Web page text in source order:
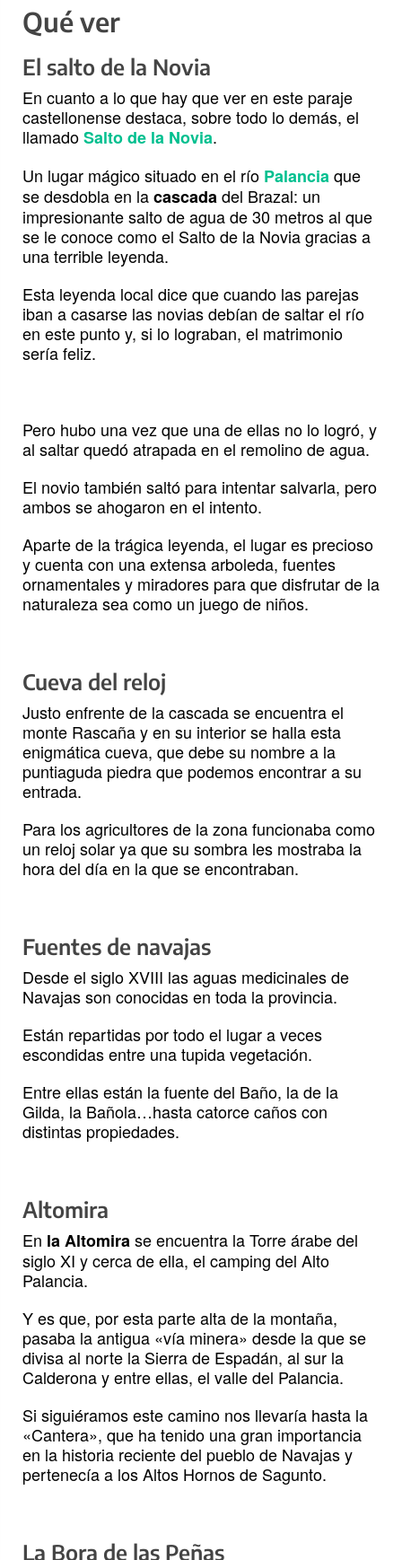
Qué ver
El salto de la Novia
En cuanto a lo que hay que ver en este paraje
castellonense destaca, sobre todo lo demás, el
llamadoSalto de la Novia.
Un lugar mágico situado en el río Palanciaque
se desdobla en lacascadadel Brazal: un
impresionante salto de agua de 30 metros al que
se le conoce como el Salto de la Novia gracias a
una terrible leyenda.
Esta leyenda local dice que cuando las parejas
iban a casarse las novias debían de saltar el río
en este punto y, si lo lograban, el matrimonio
sería feliz.
Pero hubo una vez que una de ellas no lo logró, y
al saltar quedó atrapada en el remolino de agua.
El novio también saltó para intentar salvarla, pero
ambos se ahogaron en el intento.
Aparte de la trágica leyenda, el lugar es precioso
y cuenta con una extensa arboleda, fuentes
ornamentales y miradores para que disfrutar de la
naturaleza sea como un juego de niños.
Cueva del reloj
Justo enfrente de la cascada se encuentra el
monte Rascaña y en su interior se halla esta
enigmática cueva, que debe su nombre a la
puntiaguda piedra que podemos encontrar a su
entrada.
Para los agricultores de la zona funcionaba como
un reloj solar ya que su sombra les mostraba la
hora del día en la que se encontraban.
Fuentes de navajas
Desde el siglo XVIII las aguas medicinales de
Navajas son conocidas en toda la provincia.
Están repartidas por todo el lugar a veces
escondidas entre una tupida vegetación.
Entre ellas están la fuente del Baño, la de la
Gilda, la Bañola…hasta catorce caños con
distintas propiedades.
Altomira
En la Altomirase encuentra la Torre árabe del
siglo XI y cerca de ella, el camping del Alto
Palancia.
Y es que, por esta parte alta de la montaña,
pasaba la antigua «vía minera» desde la que se
divisa al norte la Sierra de Espadán, al sur la
Calderona y entre ellas, el valle del Palancia.
Si siguiéramos este camino nos llevaría hasta la
«Cantera», que ha tenido una gran importancia
en la historia reciente del pueblo de Navajas y
pertenecía a los Altos Hornos de Sagunto.
La Bora de las Peñas